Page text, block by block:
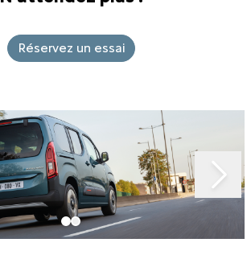
Réservez un essai